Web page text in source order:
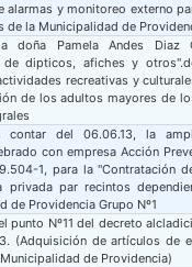
alarmas y monitoreo externo
de la Municipalidad de
a doña Pamela Andes Diaz
de dipticos, afiches y
recreativas y
de los adultos mayores de
contar del 06.06.13, la
con empresa Acción
1, para la "Contratación
privada par recintos
de Providencia Grupo Nº1
punto Nº11 del decreto
(Adquisición de artículos de
de Providencia)